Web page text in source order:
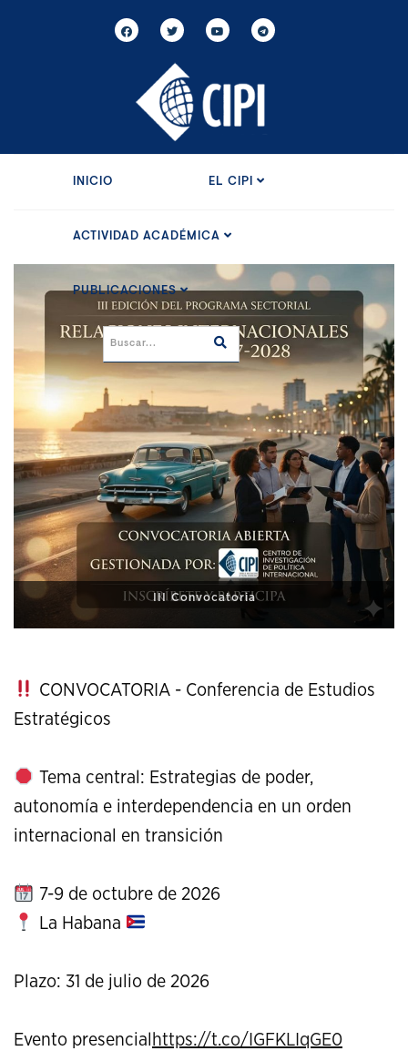
INICIO EL CIPI
ACTIVIDAD ACADÉMICA
PUBLICACIONES
XI Conference on Strategic Studies
CONVOCATORIA - Conferencia de Estudios
Estratégicos
Tema central: Estrategias de poder,
autonomía e interdependencia en un orden
internacional en transición
7-9 de octubre de 2026
La Habana
Plazo: 31 de julio de 2026
Evento presencial https://t.co/IGFKLIqGE0